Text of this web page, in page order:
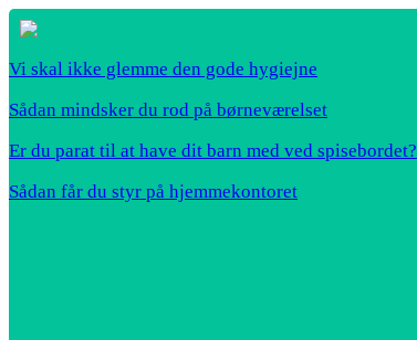
Vi skal ikke glemme den gode hygiejne
Sådan mindsker du rod på børneværelset
Er du parat til at have dit barn med ved spisebordet?
Sådan får du styr på hjemmekontoret